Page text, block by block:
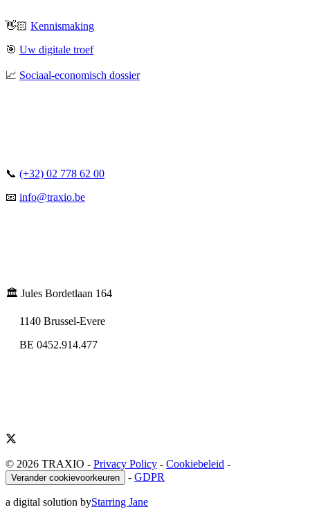
👋🏻 Kennismaking
🎯 Uw digitale troef
📈 Sociaal-economisch dossier
📞 (+32) 02 778 62 00
📧 info@traxio.be
🏛️ Jules Bordetlaan 164
1140 Brussel-Evere
BE 0452.914.477
© 2026 TRAXIO - Privacy Policy - Cookiebeleid -
Verander cookievoorkeuren - GDPR
a digital solution byStarring Jane